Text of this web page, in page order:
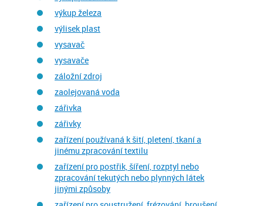
výkup železa
výlisek plast
vysavač
vysavače
záložní zdroj
zaolejovaná voda
zářivka
zářivky
zařízení používaná k šití, pletení, tkaní a
jinému zpracování textilu
zařízení pro postřik, šíření, rozptyl nebo
zpracování tekutých nebo plynných látek
jinými způsoby